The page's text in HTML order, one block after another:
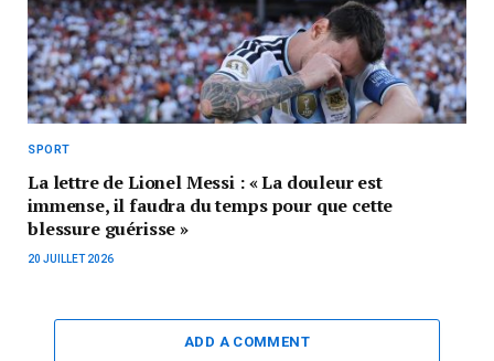
SPORT
La lettre de Lionel Messi : « La douleur est
immense, il faudra du temps pour que cette
blessure guérisse »
20 JUILLET 2026
ADD A COMMENT